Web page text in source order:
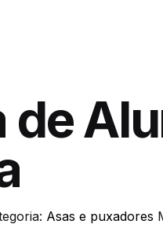
de
Asas e puxadores